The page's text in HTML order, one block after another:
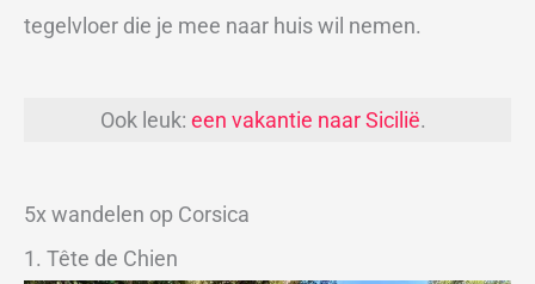
tegelvloer die je mee naar huis wil nemen.
Ook leuk: een vakantie naar Sicilië.
5x wandelen op Corsica
1. Tête de Chien